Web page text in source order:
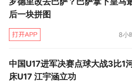
东都是23岁，那时候出场率
个法布雷斯，况且他还是个
其实对于肇俊哲和其他
后一块拼图
8小
中国U17进军决赛点球大战3比1
床U17 江宇涵立功